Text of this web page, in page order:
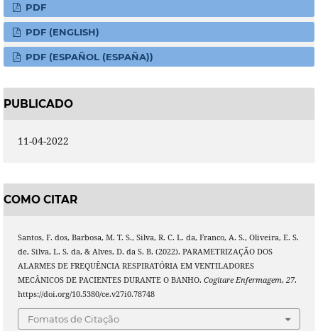
PDF
PDF (ENGLISH)
PDF (ESPAÑOL (ESPAÑA))
PUBLICADO
11-04-2022
COMO CITAR
Santos, F. dos, Barbosa, M. T. S., Silva, R. C. L. da, Franco, A. S., Oliveira, E. S.
de, Silva, L. S. da, & Alves, D. da S. B. (2022). PARAMETRIZAÇÃO DOS
ALARMES DE FREQUÊNCIA RESPIRATÓRIA EM VENTILADORES
MECÂNICOS DE PACIENTES DURANTE O BANHO. Cogitare Enfermagem, 27.
https://doi.org/10.5380/ce.v27i0.78748
Fomatos de Citação